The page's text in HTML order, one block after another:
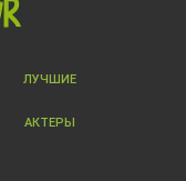
ЛУЧШИЕ
АКТЕРЫ